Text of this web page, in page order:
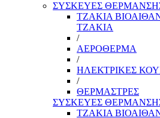
ΣΥΣΚΕΥΕΣ
ΤΖΑΚΙΑ
ΤΖΑΚΙΑ
/
ΑΕΡΟΘΕΡΜΑ
/
ΗΛΕΚΤΡΙΚΕΣ
/
ΘΕΡΜΑΣΤΡΕΣ
ΣΥΣΚΕΥΕΣ
ΤΖΑΚΙΑ